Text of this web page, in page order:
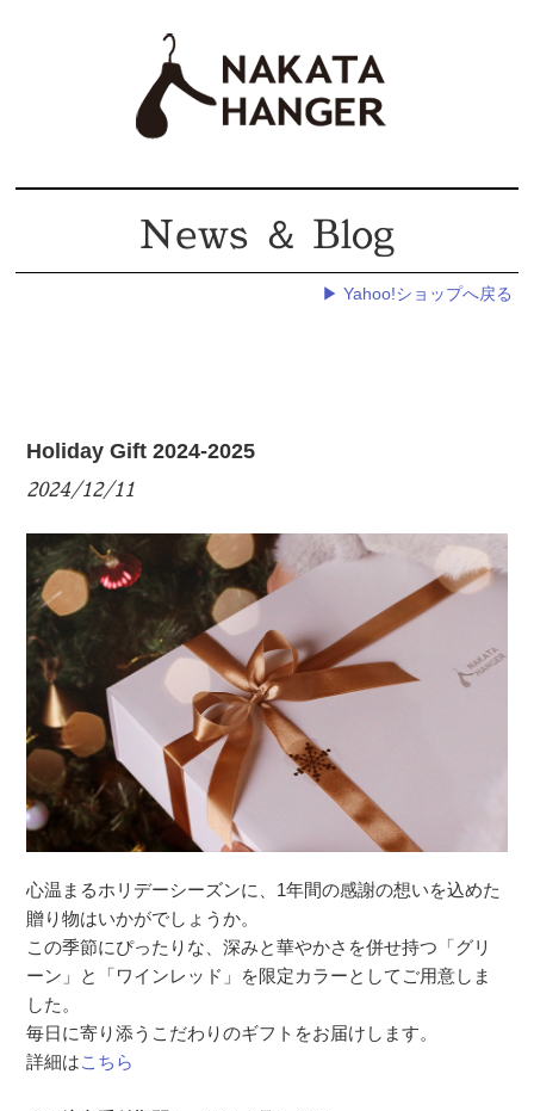
News ＆ Blog
▶ Yahoo!ショップへ戻る
Holiday Gift 2024-2025
2024/12/11
心温まるホリデーシーズンに、1年間の感謝の想いを込めた
贈り物はいかがでしょうか。
この季節にぴったりな、深みと華やかさを併せ持つ「グリ
ーン」と「ワインレッド」を限定カラーとしてご用意しま
した。
毎日に寄り添うこだわりのギフトをお届けします。
詳細はこちら